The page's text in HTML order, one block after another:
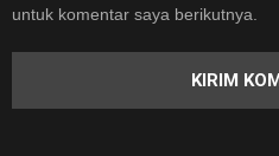
untuk komentar saya berikutnya.